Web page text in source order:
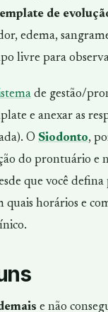
de
edema,
livre para
de gestão/
e anexar as
O Siodonto,
do prontuário e
que você
quais horários e
e não